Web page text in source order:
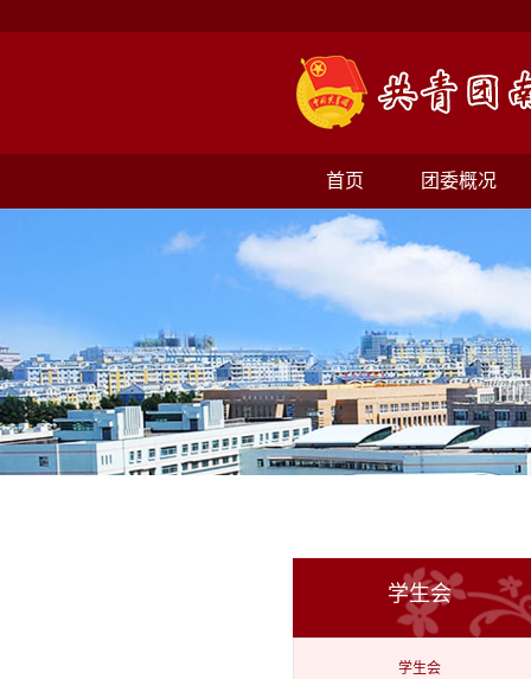
首页 团委概况
学生会
学生会